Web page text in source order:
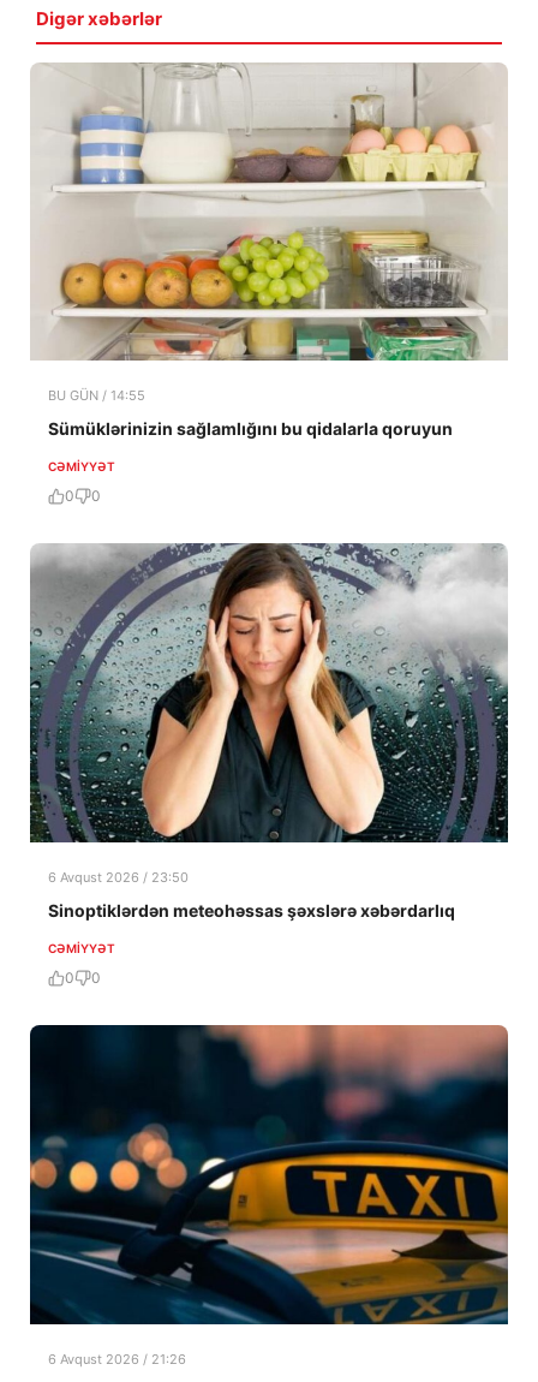
Digər xəbərlər
BU GÜN / 14:55
Sümüklərinizin sağlamlığını bu qidalarla qoruyun
CƏMIYYƏT
0 0
6 Avqust 2026 / 23:50
Sinoptiklərdən meteohəssas şəxslərə xəbərdarlıq
CƏMIYYƏT
0 0
6 Avqust 2026 / 21:26